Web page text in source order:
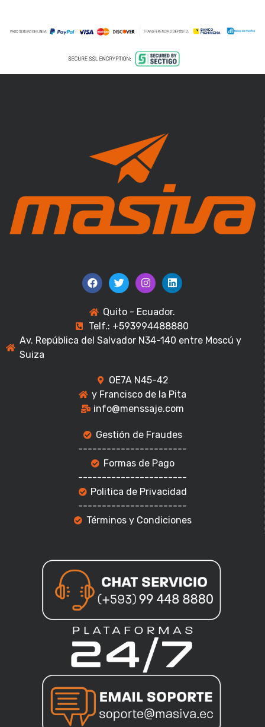
Quito - Ecuador.
Telf.: +593994488880
Av. República del Salvador N34-140 entre Moscú y
Suiza
OE7A N45-42
y Francisco de la Pita
info@menssaje.com
Gestión de Fraudes
-----------------------
Formas de Pago
-----------------------
Politica de Privacidad
-----------------------
Términos y Condiciones